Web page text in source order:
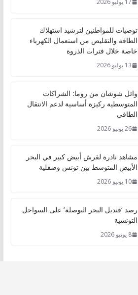
17 يوليو 2026
توصيات للمواطنين لترشيد استهلاك
الطاقة والتقليص من استعمال الكهرباء
خاصة خلال فترات الذروة
13 يوليو 2026
وائل شوشان من روما: الشراكات
المتوسطية ركيزة أساسية لدعم الانتقال
الطاقي
26 يونيو 2026
مشاهد نادرة لقرش أبيض كبير في البحر
الأبيض المتوسط بين تونس وصقلية
10 يونيو 2026
رصد ‘قنديل البحر البوصلة’ على السواحل
التونسية
8 يونيو 2026